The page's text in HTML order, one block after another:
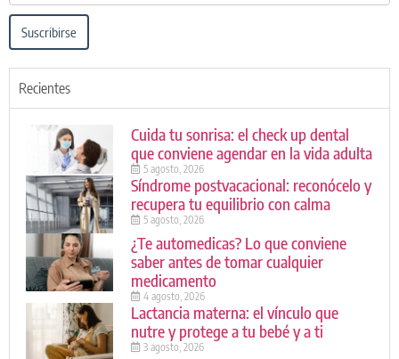
Suscribirse
Recientes
Cuida tu sonrisa: el check up dental
que conviene agendar en la vida adulta
5 agosto, 2026
Síndrome postvacacional: reconócelo y
recupera tu equilibrio con calma
5 agosto, 2026
¿Te automedicas? Lo que conviene
saber antes de tomar cualquier
medicamento
4 agosto, 2026
Lactancia materna: el vínculo que
nutre y protege a tu bebé y a ti
3 agosto, 2026